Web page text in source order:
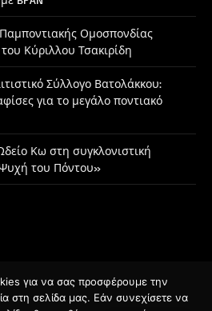
Ομοσπονδίας
Κύριλλου Τσακιρίδη
Σύλλογο Βατολάκκου:
για το μεγάλο ποντιακό
Κω στη συγκλονιστική
του Πόντου»
FacebookInstagram
για να σας προσφέρουμε την
στη σελίδα μας. Εάν συνεχίσετε να